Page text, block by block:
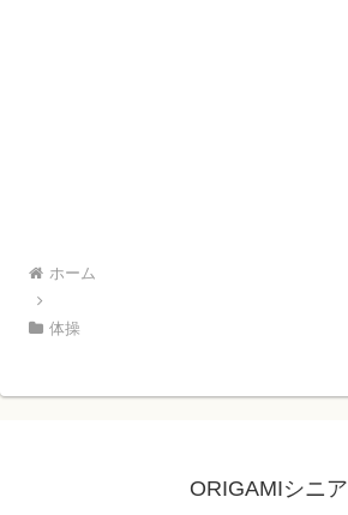
ホーム
体操
ORIGAMIシニア